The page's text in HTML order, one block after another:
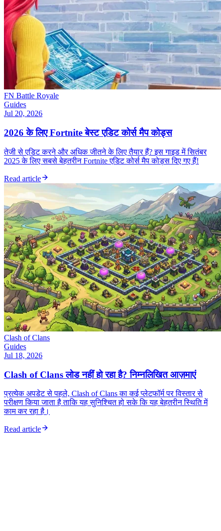
FN Battle Royale
Guides
Jul 20, 2026
2026 के लिए Fortnite बेस्ट एडिट कोर्स मैप कोड्स
तेजी से एडिट करने और अधिक जीतने के लिए तैयार हैं? इस गाइड में सितंबर
2025 के लिए सबसे बेहतरीन Fortnite एडिट कोर्स मैप कोड्स दिए गए हैं!
Read article
Clash of Clans
Guides
Jul 18, 2026
Clash of Clans लोड नहीं हो रहा है? निम्नलिखित आज़माएं
प्रत्येक अपडेट से पहले, Clash of Clans का कई प्लेटफॉर्म पर विस्तार से
परीक्षण किया जाता है ताकि यह सुनिश्चित हो सके कि यह बेहतरीन स्थिति में
काम कर रहा है।
Read article